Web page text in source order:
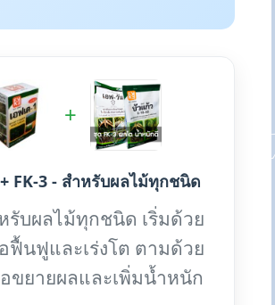
+
FK-3 - สำหรับผลไม้ทุกชนิด
รับผลไม้ทุกชนิด เริ่มด้วย
อฟื้นฟูและเร่งโต ตามด้วย
อขยายผลและเพิ่มน้ำหนัก